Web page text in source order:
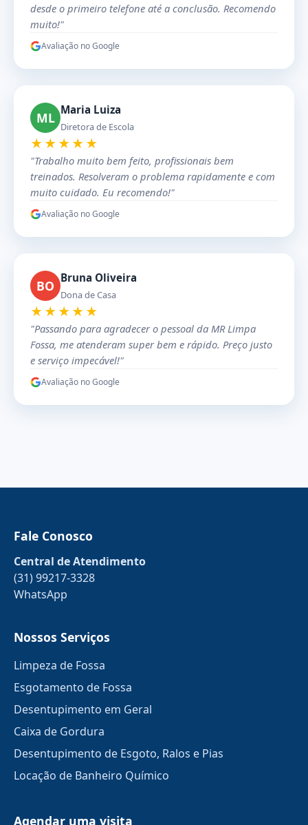
desde o primeiro telefone até a conclusão. Recomendo
muito!"
Avaliação no Google
ML Maria Luiza
Diretora de Escola
★★★★★
"Trabalho muito bem feito, profissionais bem
treinados. Resolveram o problema rapidamente e com
muito cuidado. Eu recomendo!"
Avaliação no Google
BO Bruna Oliveira
Dona de Casa
★★★★★
"Passando para agradecer o pessoal da MR Limpa
Fossa, me atenderam super bem e rápido. Preço justo
e serviço impecável!"
Avaliação no Google
Fale Conosco
Central de Atendimento
(31) 99217-3328
WhatsApp
Nossos Serviços
Limpeza de Fossa
Esgotamento de Fossa
Desentupimento em Geral
Caixa de Gordura
Desentupimento de Esgoto, Ralos e Pias
Locação de Banheiro Químico
Agendar uma visita